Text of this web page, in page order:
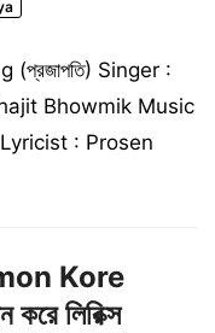
Singer :
Bhowmik Music
: Prosen
Kore
লিরিক্স